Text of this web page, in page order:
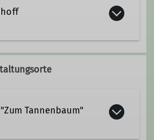
der Wandergruppe Franken zu
Fuß
27 245
Tannenbaum"